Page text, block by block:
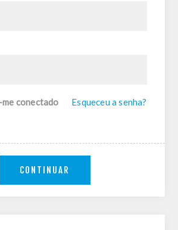
conectado Esqueceu a senha?
CONTINUAR